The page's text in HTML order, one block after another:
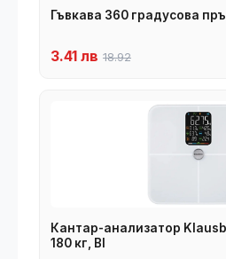
Гъвкава 360 градусова
3.41 лв 18.92
Кантар-анализатор
180 кг, BI